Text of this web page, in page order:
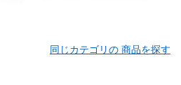
同じカテゴリの 商品を探す